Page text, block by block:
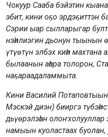
Чокуур Сааба бэйэтин
эбит, кини оҕо эрдэҕиттэн
Сэрии ыар сылларыгар
нэһилиэгин дьонун тыынын
үтүөтүн элбэх киһи махтана
былаанын аһара толорон,
наҕараадаламмыта.
Кини Василий
Мэскэй диэн) бииргэ
дьүөрэлэһэн
намыын куоластаах буолан,